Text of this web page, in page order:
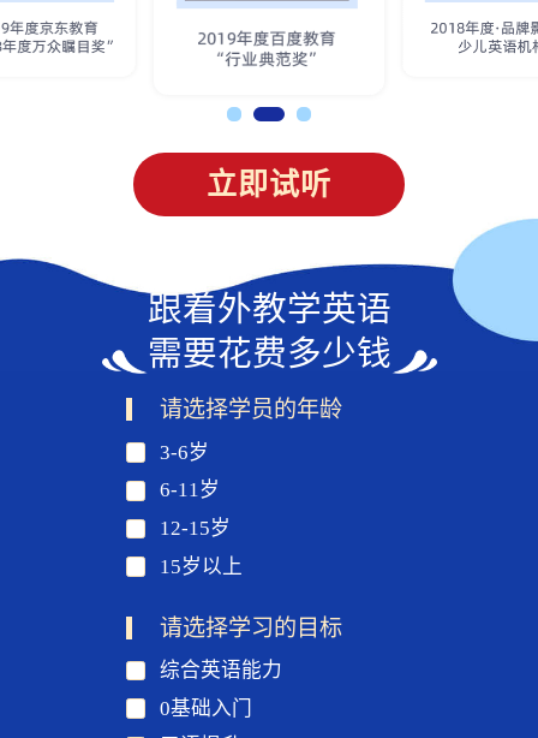
立即试听
跟着外教学英语
需要花费多少钱
请选择学员的年龄
3-6岁
6-11岁
12-15岁
15岁以上
请选择学习的目标
综合英语能力
0基础入门